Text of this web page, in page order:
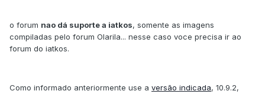
o forum nao dá suporte a iatkos, somente as imagens
compiladas pelo forum Olarila... nesse caso voce precisa ir ao
forum do iatkos.
Como informado anteriormente use a versão indicada, 10.9.2,